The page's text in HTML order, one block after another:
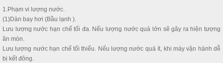
1.Phạm vi lượng nước.
(1)Dàn bay hơi (Bầu lạnh ).
Lưu lượng nước hạn chế tối đa. Nếu lượng nước quá lớn sẽ gây ra hiện tượng
ăn mòn.
Lưu lượng nước hạn chế tối thiểu. Nếu lượng nước quá ít, khi máy vận hành dễ
bị kết đông.